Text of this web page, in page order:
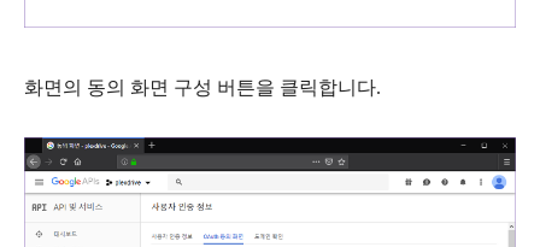
화면의 동의 화면 구성 버튼을 클릭합니다.